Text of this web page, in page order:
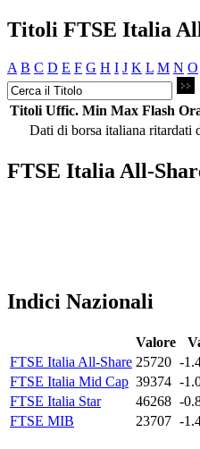
Titoli FTSE Italia
A B C D E F G H I J K L M N O
Titoli Uffic. Min Max Flash
Dati di borsa italiana ritardati
FTSE Italia All-
Indici Nazionali
Valore
FTSE Italia All-Share 25720 -
FTSE Italia Mid Cap 39374 -
FTSE Italia Star
46268 -
FTSE MIB
23707 -